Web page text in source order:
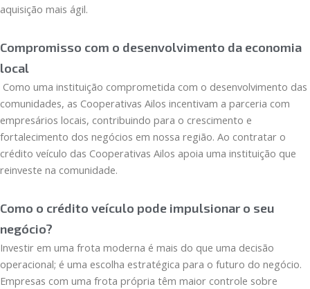
aquisição mais ágil.
Compromisso com o desenvolvimento da economia
local
Como uma instituição comprometida com o desenvolvimento das
comunidades, as Cooperativas Ailos incentivam a parceria com
empresários locais, contribuindo para o crescimento e
fortalecimento dos negócios em nossa região. Ao contratar o
crédito veículo das Cooperativas Ailos apoia uma instituição que
reinveste na comunidade.
Como o crédito veículo pode impulsionar o seu
negócio?
Investir em uma frota moderna é mais do que uma decisão
operacional; é uma escolha estratégica para o futuro do negócio.
Empresas com uma frota própria têm maior controle sobre